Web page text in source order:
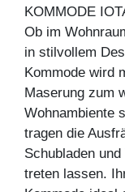
KOMMODE
Ob im
in stilvollem
Kommode wird
Maserung zum
Wohnambiente
tragen die
Schubladen
treten lassen.